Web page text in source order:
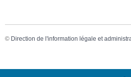
© Direction de l'information légale et